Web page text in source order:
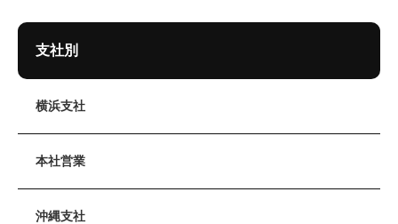
支社別
横浜支社
本社営業
沖縄支社